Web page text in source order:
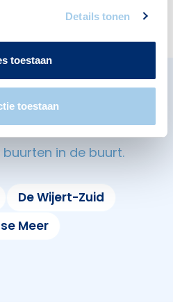
Details tonen
toestaan
toestaan
1
in
in de buurt.
De Wijert-Zuid
Meer